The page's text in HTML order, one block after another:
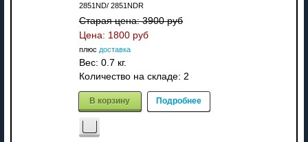
2851ND/ 2851NDR
Старая цена:3900 руб
Цена: 1800 руб
плюс доставка
Вес: 0.7 кг.
Количество на складе: 2
В корзину Подробнее